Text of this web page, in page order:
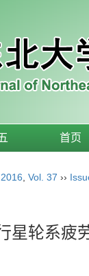
首页
2016 Vol. 37 ››
星轮系疲